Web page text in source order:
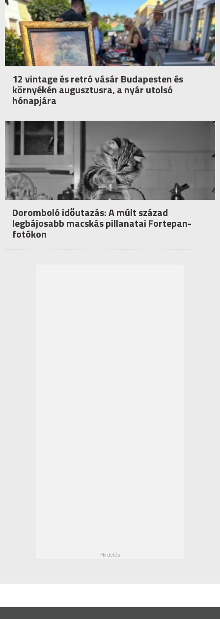
12 vintage és retró vásár Budapesten és
környékén augusztusra, a nyár utolsó
hónapjára
Doromboló időutazás: A múlt század
legbájosabb macskás pillanatai Fortepan-
fotókon